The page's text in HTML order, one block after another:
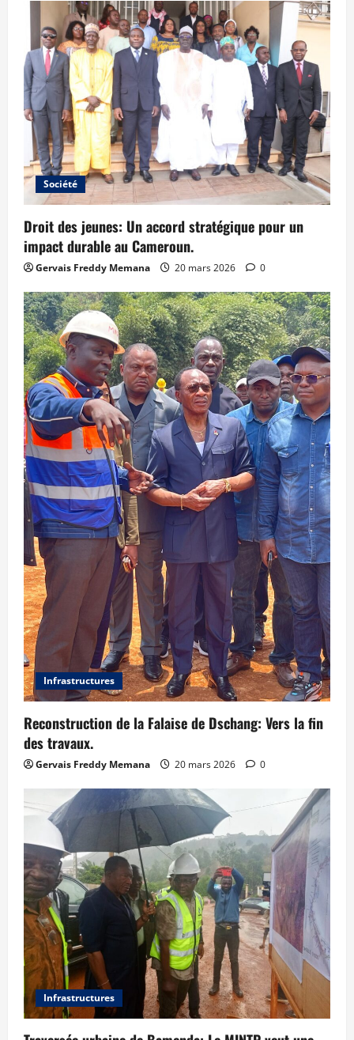
Société
Droit des jeunes: Un accord stratégique pour un
impact durable au Cameroun.
Gervais Freddy Memana 20 mars 2026 0
Infrastructures
Reconstruction de la Falaise de Dschang: Vers la fin
des travaux.
Gervais Freddy Memana 20 mars 2026 0
Infrastructures